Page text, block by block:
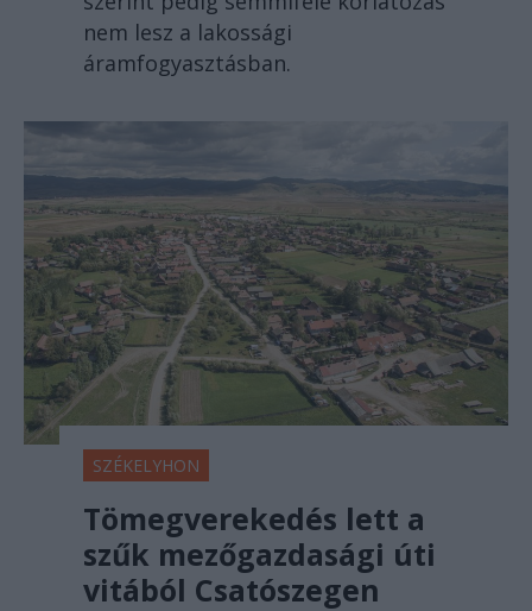
nem lesz a lakossági
áramfogyasztásban.
SZÉKELYHON
Tömegverekedés lett a
szűk mezőgazdasági úti
vitából Csatószegen